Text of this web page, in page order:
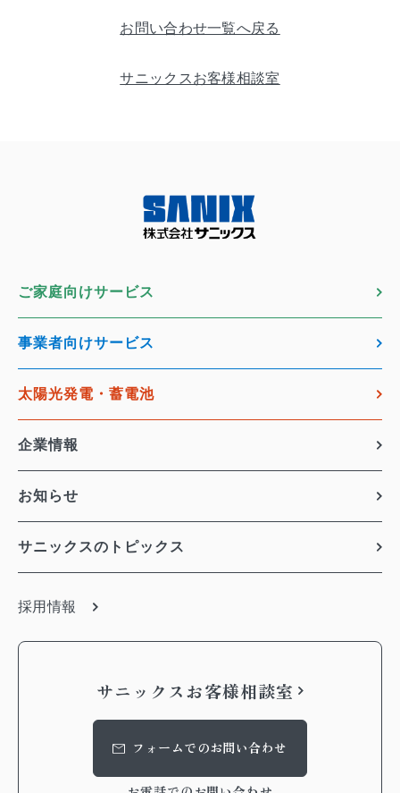
お問い合わせ一覧へ戻る
サニックスお客様相談室
ご家庭向けサービス
事業者向けサービス
太陽光発電・蓄電池
企業情報
採用情報
お知らせ
サニックスのトピックス
サニックスお客様相談室
フォームでのお問い合わせ